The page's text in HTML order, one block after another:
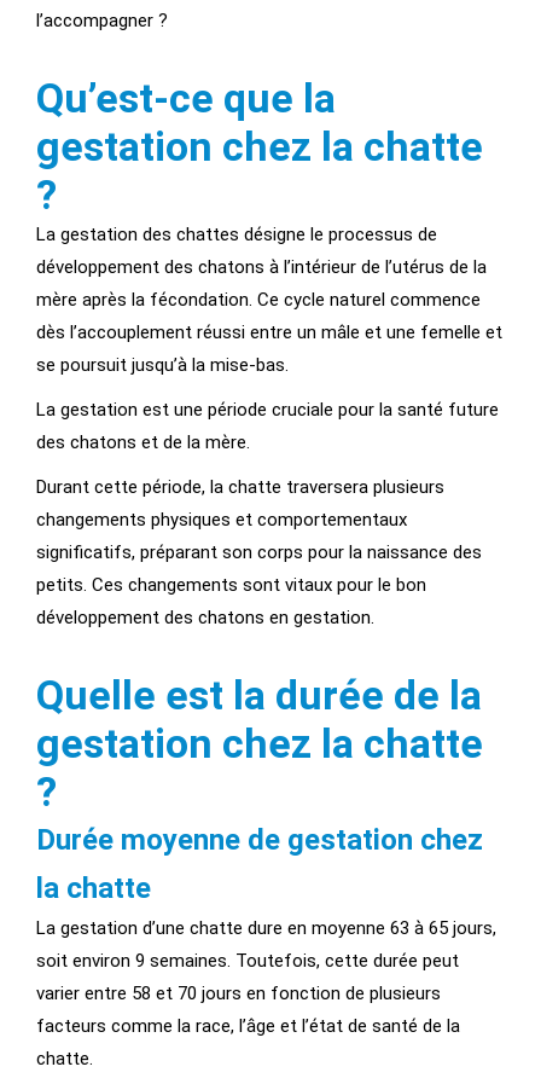
l’accompagner ?
Qu’est-ce que la
gestation chez la chatte
?
La gestation des chattes désigne le processus de
développement des chatons à l’intérieur de l’utérus de la
mère après la fécondation. Ce cycle naturel commence
dès l’accouplement réussi entre un mâle et une femelle et
se poursuit jusqu’à la mise-bas.
La gestation est une période cruciale pour la santé future
des chatons et de la mère.
Durant cette période, la chatte traversera plusieurs
changements physiques et comportementaux
significatifs, préparant son corps pour la naissance des
petits. Ces changements sont vitaux pour le bon
développement des chatons en gestation.
Quelle est la durée de la
gestation chez la chatte
?
Durée moyenne de gestation chez
la chatte
La gestation d’une chatte dure en moyenne 63 à 65 jours,
soit environ 9 semaines. Toutefois, cette durée peut
varier entre 58 et 70 jours en fonction de plusieurs
facteurs comme la race, l’âge et l’état de santé de la
chatte.